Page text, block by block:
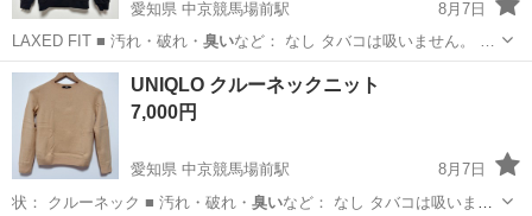
愛知県 中京競馬場前駅
8月7日
LAXED FIT ■ 汚れ・破れ・ 臭い など： なし タバコは吸いません。 …
愛知 名古屋市 中京競馬場前駅 カーディガン
UNIQLO クルーネックニット
7,000円
愛知県 中京競馬場前駅
8月7日
状： クルーネック ■ 汚れ・破れ・ 臭いなど： なし タバコは吸いませ